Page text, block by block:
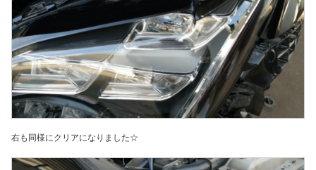
右も同様にクリアになりました☆